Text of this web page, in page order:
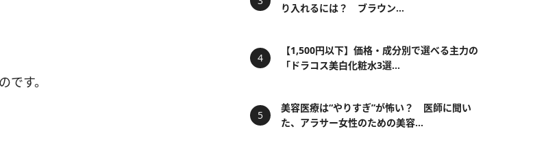
す。
り入れるには？ ブラウン...
【1,500円以下】価格・成分別で選べる主力の
「ドラコス美白化粧水3選...
美容医療は“やりすぎ”が怖い？ 医師に聞い
た、アラサー女性のための美容...